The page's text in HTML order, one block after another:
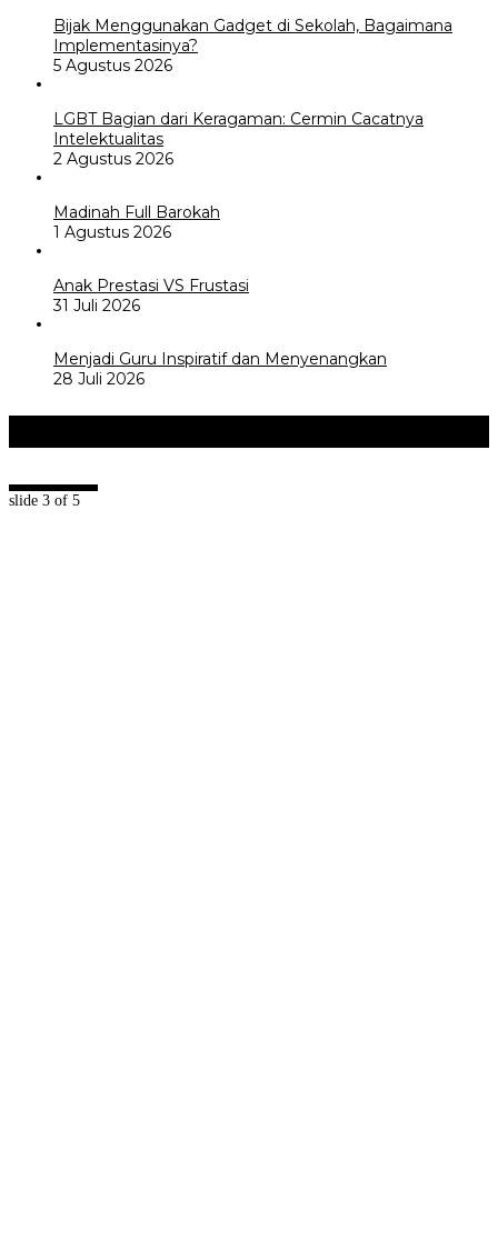
Bijak Menggunakan Gadget di Sekolah, Bagaimana
Implementasinya?
5 Agustus 2026
LGBT Bagian dari Keragaman: Cermin Cacatnya
Intelektualitas
2 Agustus 2026
Madinah Full Barokah
1 Agustus 2026
Anak Prestasi VS Frustasi
31 Juli 2026
Menjadi Guru Inspiratif dan Menyenangkan
28 Juli 2026
slide 3 of 5